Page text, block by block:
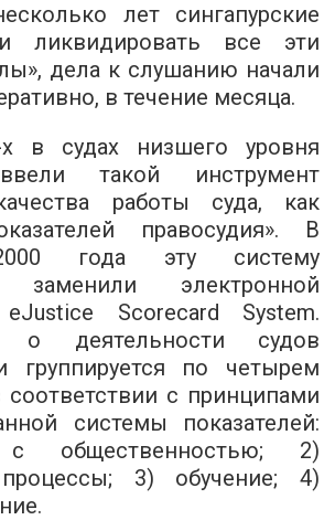
лет сингапурские
ликвидировать все эти
дела к слушанию начали
в течение месяца.
в судах низшего уровня
такой инструмент
работы суда, как
правосудия». В
года эту систему
заменили электронной
Scorecard System.
о деятельности судов
группируется по четырем
соответствии с принципами
системы показателей:
общественностью; 2)
процессы; 3) обучение; 4)